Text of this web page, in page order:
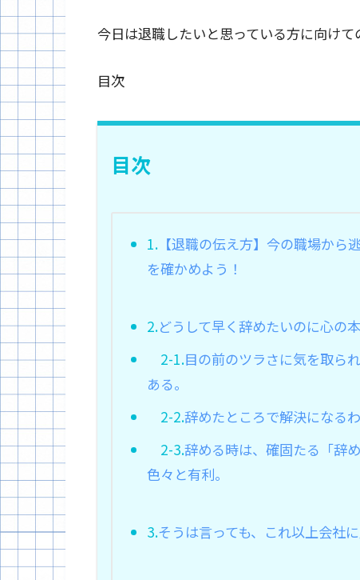
今日は退職したいと思っている方に向けて
目次
目次
1.【退職の伝え方】今の職場から
を確かめよう！
2.どうして早く辞めたいのに心の
2-1.目の前のツラさに気を取ら
ある。
2-2.辞めたところで解決になる
2-3.辞める時は、確固たる「辞
色々と有利。
3.そうは言っても、これ以上会社